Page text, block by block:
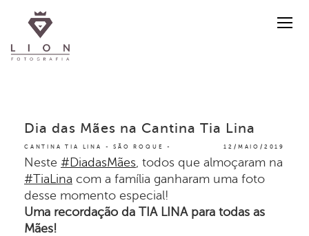
CANTINA TIA LINA - SÃO ROQUE 12/MAIO/2019
Dia das Mães na Cantina Tia Lina
Neste #DiadasMães, todos que almoçaram na
#TiaLina com a família ganharam uma foto
desse momento especial!
Uma recordação da TIA LINA para todas as
Mães!